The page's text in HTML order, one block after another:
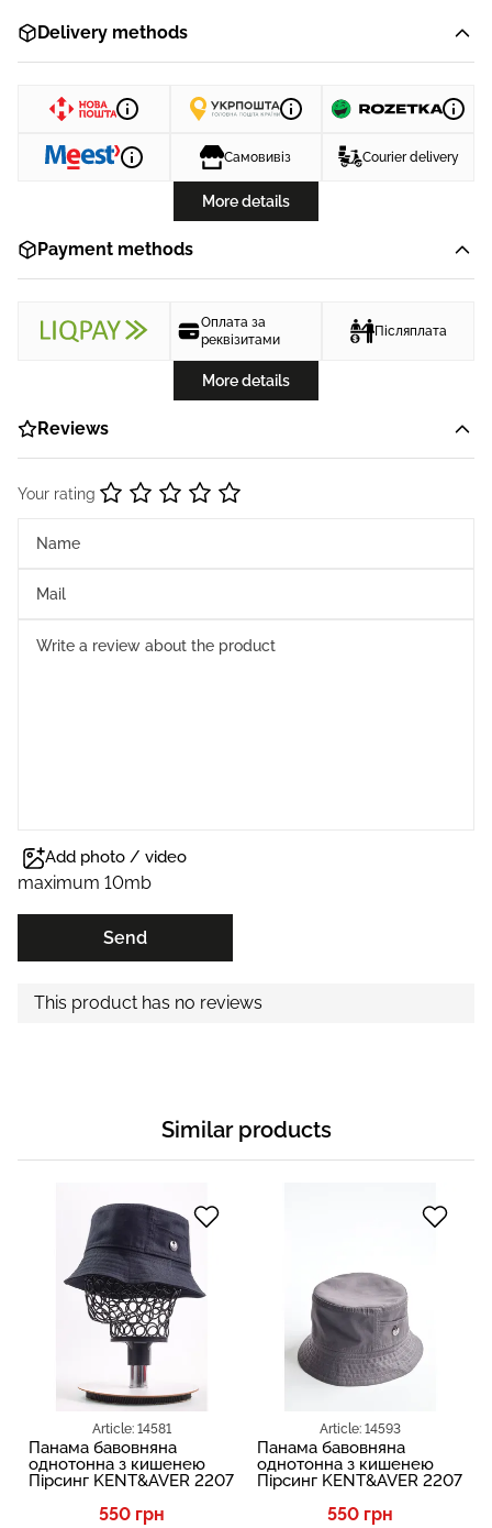
Delivery methods
Самовивіз Courier delivery
More details
Payment methods
Оплата за
реквізитами
Післяплата
More details
Reviews
Your rating
Add photo / video
maximum 10mb
Send
This product has no reviews
Similar products
Article: 14581
Панама бавовняна
однотонна з кишенею
Пірсинг KENT&AVER 2207
550 грн
Article: 14593
Панама бавовняна
однотонна з кишенею
Пірсинг KENT&AVER 2207
550 грн